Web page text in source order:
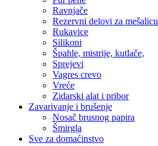
Ravnjače
Rezervni delovi za mešalicu
Rukavice
Silikoni
Špahle, mistrije, kutlače,
Sprejevi
Vagres crevo
Vreće
Zidarski alat i pribor
Zavarivanje i brušenje
Nosač brusnog papira
Šmirgla
Sve za domaćinstvo